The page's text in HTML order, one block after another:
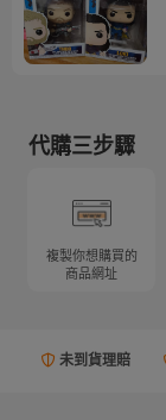
代購三步驟
複製你想購買的
商品網址
未到貨理賠